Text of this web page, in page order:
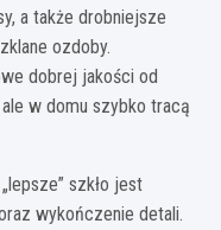
a także drobniejsze
ozdoby.
dobrej jakości od
w domu szybko tracą
szkło jest
wykończenie detali.